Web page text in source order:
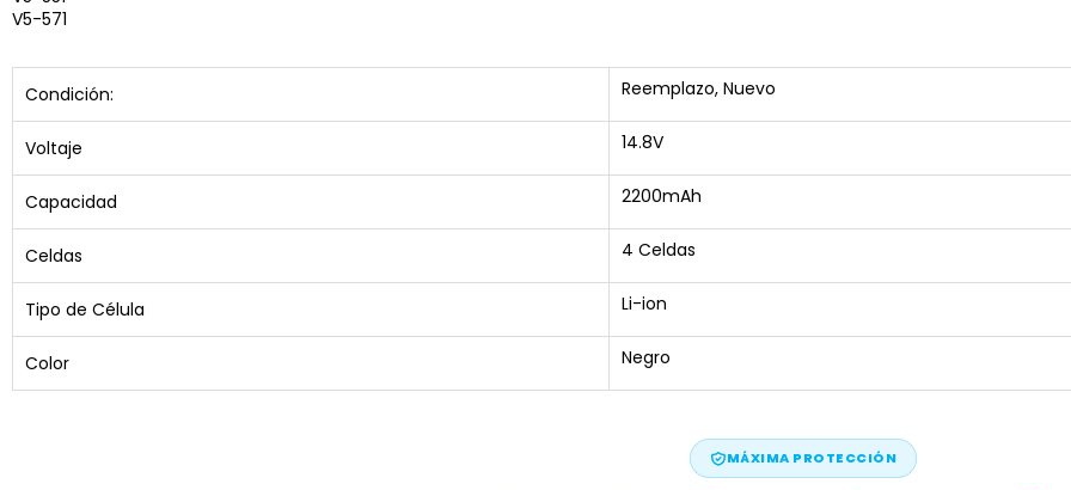
V5-571
Condición: Reemplazo, Nuevo
Voltaje 14.8V
Capacidad 2200mAh
Celdas 4 Celdas
Tipo de Célula Li-ion
Color Negro
MÁXIMA PROTECCIÓN